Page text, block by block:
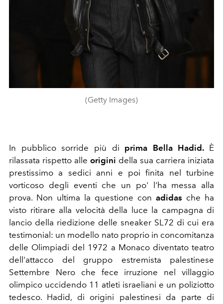
(Getty Images)
In pubblico sorride più di prima Bella Hadid. È
rilassata rispetto alle origini della sua carriera iniziata
prestissimo a sedici anni e poi finita nel turbine
vorticoso degli eventi che un po' l'ha messa alla
prova. Non ultima la questione con adidas che ha
visto ritirare alla velocità della luce la campagna di
lancio della riedizione delle sneaker SL72 di cui era
testimonial: un modello nato proprio in concomitanza
delle Olimpiadi del 1972 a Monaco diventato teatro
dell'attacco del gruppo estremista palestinese
Settembre Nero che fece irruzione nel villaggio
olimpico uccidendo 11 atleti israeliani e un poliziotto
tedesco. Hadid, di origini palestinesi da parte di